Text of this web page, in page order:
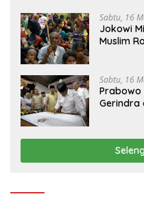
Sabtu, 16
Jokowi
Muslim
Sabtu, 16
Prabowo
Gerindra